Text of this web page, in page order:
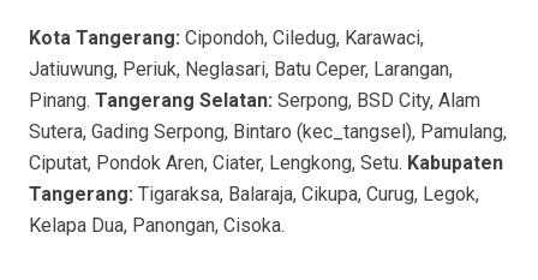
Kota Tangerang: Cipondoh, Ciledug, Karawaci,
Jatiuwung, Periuk, Neglasari, Batu Ceper, Larangan,
Pinang. Tangerang Selatan: Serpong, BSD City, Alam
Sutera, Gading Serpong, Bintaro (kec_tangsel), Pamulang,
Ciputat, Pondok Aren, Ciater, Lengkong, Setu. Kabupaten
Tangerang: Tigaraksa, Balaraja, Cikupa, Curug, Legok,
Kelapa Dua, Panongan, Cisoka.